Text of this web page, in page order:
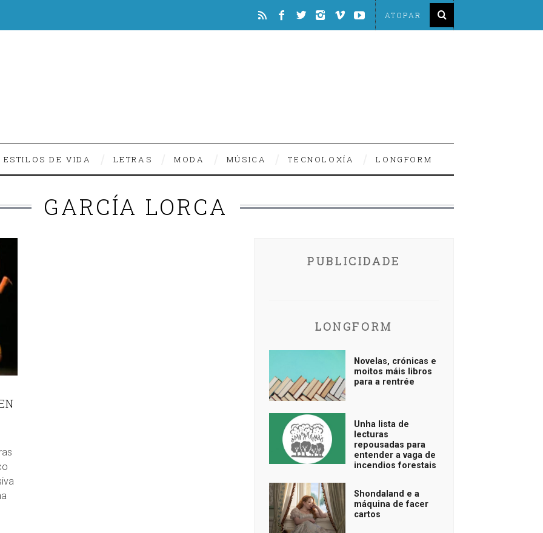
ESTILOS DE VIDA LETRAS MODA MÚSICA TECNOLOXÍA LONGFORM
GARCÍA LORCA
PUBLICIDADE
LONGFORM
Novelas, crónicas e
moitos máis libros
para a rentrée
Unha lista de
lecturas
repousadas para
entender a vaga de
incendios forestais
Shondaland e a
máquina de facer
cartos